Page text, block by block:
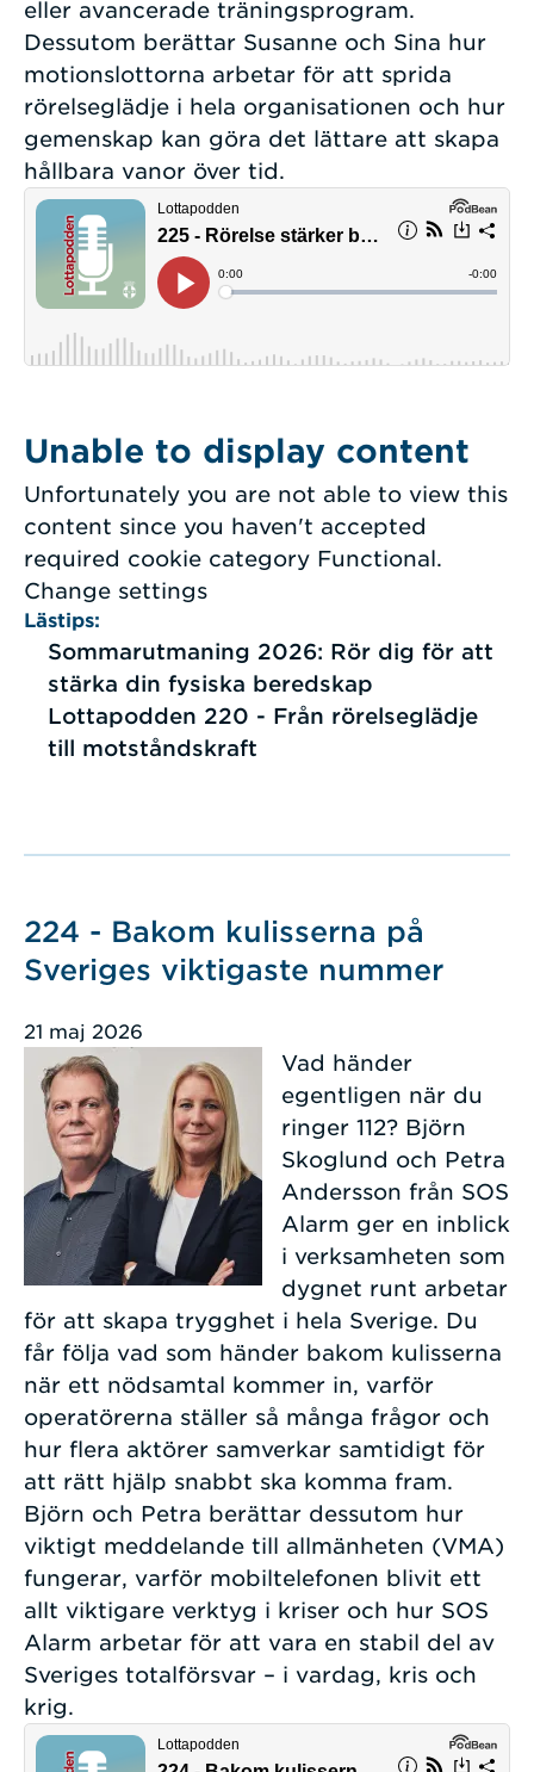
eller avancerade träningsprogram.
Dessutom berättar Susanne och Sina hur
motionslottorna arbetar för att sprida
rörelseglädje i hela organisationen och hur
gemenskap kan göra det lättare att skapa
hållbara vanor över tid.
Unable to display content
Unfortunately you are not able to view this
content since you haven't accepted
required cookie category Functional.
Change settings
Lästips:
Sommarutmaning 2026: Rör dig för att
stärka din fysiska beredskap
Lottapodden 220 - Från rörelseglädje
till motståndskraft
224 - Bakom kulisserna på
Sveriges viktigaste nummer
21 maj 2026
Vad händer
egentligen när du
ringer 112? Björn
Skoglund och Petra
Andersson från SOS
Alarm ger en inblick
i verksamheten som
dygnet runt arbetar
för att skapa trygghet i hela Sverige. Du
får följa vad som händer bakom kulisserna
när ett nödsamtal kommer in, varför
operatörerna ställer så många frågor och
hur flera aktörer samverkar samtidigt för
att rätt hjälp snabbt ska komma fram.
Björn och Petra berättar dessutom hur
viktigt meddelande till allmänheten (VMA)
fungerar, varför mobiltelefonen blivit ett
allt viktigare verktyg i kriser och hur SOS
Alarm arbetar för att vara en stabil del av
Sveriges totalförsvar – i vardag, kris och
krig.